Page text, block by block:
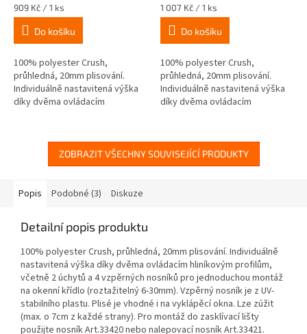
Měrná
cena:
909 Kč / 1 ks
Do košíku
100% polyester Crush,
průhledná, 20mm plisování.
Individuálně nastavitená výška
díky dvěma ovládacím
pro jednoduchou...
Měrná
cena:
1 007 Kč / 1 ks
Do košíku
100% polyester Crush,
průhledná, 20mm plisování.
Individuálně nastavitená výška
díky dvěma ovládacím
pro jednoduchou...
ZOBRAZIT VŠECHNY SOUVISEJÍCÍ PRODUKTY
Popis Podobné (3) Diskuze
Detailní popis produktu
100% polyester Crush, průhledná, 20mm plisování. Individuálně
nastavitená výška díky dvěma ovládacím hliníkovým profilům,
včetně 2 úchytů a 4 vzpěrných nosníků pro jednoduchou montáž
na okenní křídlo (roztažitelný 6-30mm). Vzpěrný nosník je z UV-
stabilního plastu. Plisé je vhodné i na vyklápěcí okna. Lze zúžit
(max. o 7cm z každé strany). Pro montáž do zasklívací lišty
použijte nosník Art.33420 nebo nalepovací nosník Art.33421.